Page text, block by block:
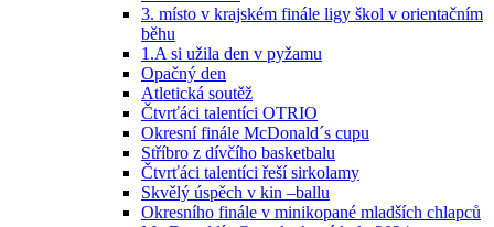
3. místo v krajském finále ligy škol v orientačním
běhu
1.A si užila den v pyžamu
Opačný den
Atletická soutěž
Čtvrťáci talentíci OTRIO
Okresní finále McDonald´s cupu
Stříbro z dívčího basketbalu
Čtvrťáci talentíci řeší sirkolamy
Skvělý úspěch v kin –ballu
Okresního finále v minikopané mladších chlapců